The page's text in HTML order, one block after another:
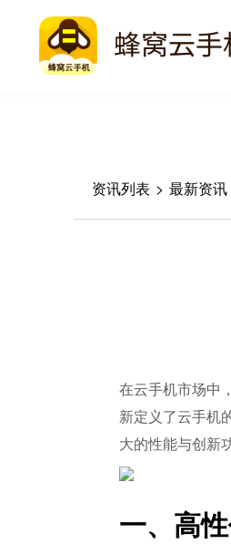
资讯列表 > 最新资讯
在云手机市场中
新定义了云手机
大的性能与创新
一、高